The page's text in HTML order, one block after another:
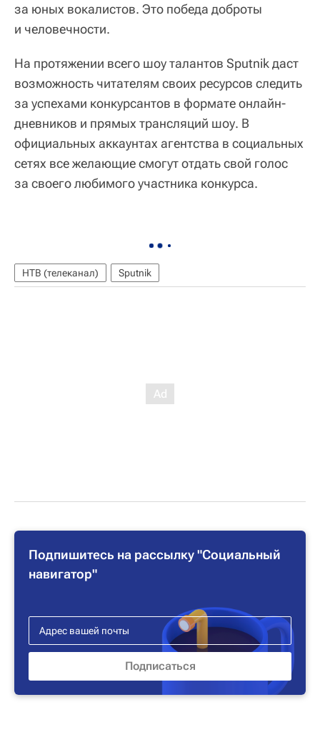
за юных вокалистов. Это победа доброты
и человечности.
На протяжении всего шоу талантов Sputnik даст
возможность читателям своих ресурсов следить
за успехами конкурсантов в формате онлайн-
дневников и прямых трансляций шоу. В
официальных аккаунтах агентства в социальных
сетях все желающие смогут отдать свой голос
за своего любимого участника конкурса.
НТВ (телеканал) Sputnik
Подпишитесь на рассылку "Социальный
навигатор"